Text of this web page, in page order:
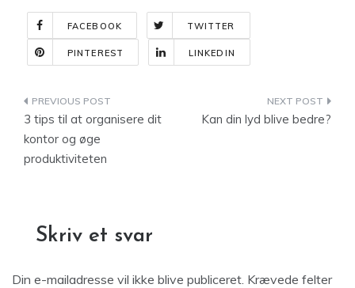
FACEBOOK TWITTER
PINTEREST LINKEDIN
Indlægsnavigation
3 tips til at organisere dit
kontor og øge
produktiviteten
Kan din lyd blive bedre?
Skriv et svar
Din e-mailadresse vil ikke blive publiceret. Krævede felter